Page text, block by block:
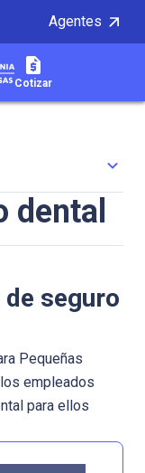
Agentes
Cotizar
dental
seguro
Pequeñas
empleados
para ellos